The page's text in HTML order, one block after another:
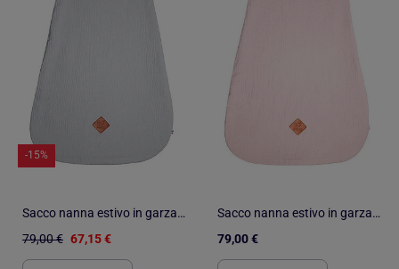
-15%
Sacco nanna estivo in garza di cotone - tog 0.5 | SEVIRA KIDS
79,00 € 67,15 €
Sacco nanna estivo in garza di cotone - tog 0.5 | SEVIRA KIDS
79,00 €